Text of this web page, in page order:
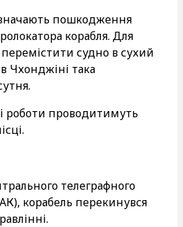
пошкодження
корабля. Для
судно в сухий
Чхонджіні така
роботи проводитимуть
телеграфного
корабель перекинувся